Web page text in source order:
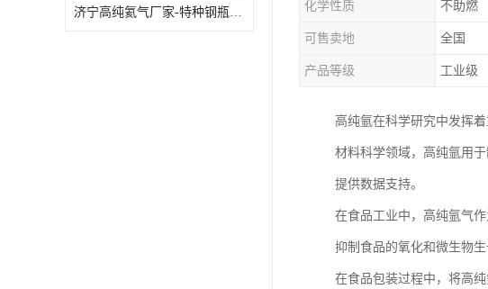
济宁高纯氦气厂家-特种钢瓶年检配件销售 化学性质 不助燃
可售卖地 全国
产品等级 工业级
高纯氩在科学研究中发挥
材料科学领域，高纯氩用
提供数据支持。
在食品工业中，高纯氩气
抑制食品的氧化和微生物生
在食品包装过程中，将高